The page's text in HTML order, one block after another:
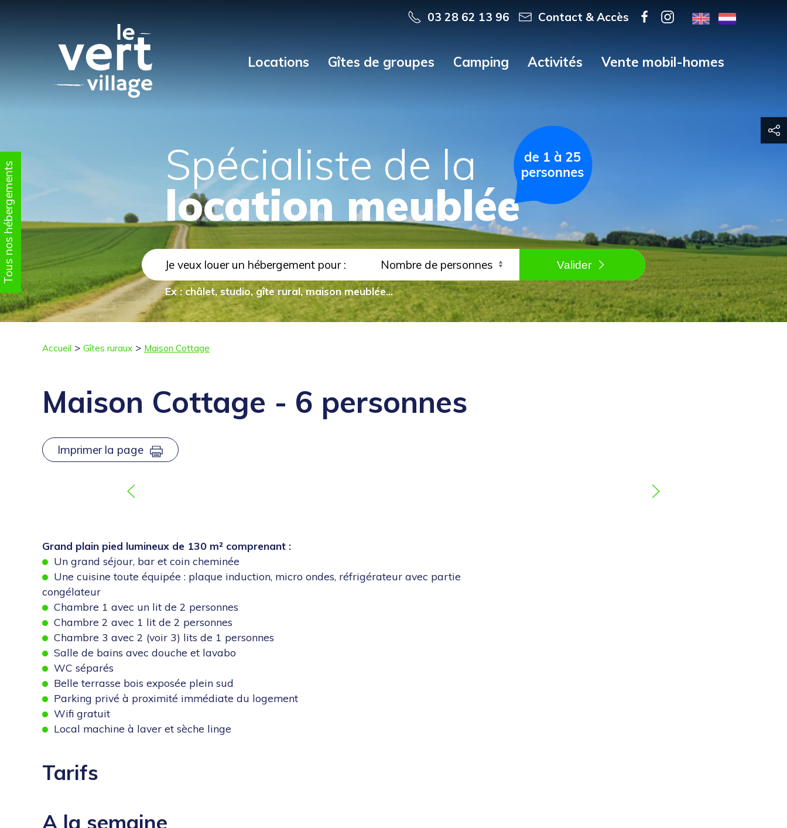
Tous nos hébergements
03 28 62 13 96 Contact & Accès
Locations Gîtes de groupes Camping Activités Vente mobil-homes
Spécialiste de la
location meublée
Je veux louer un hébergement pour : Valider
Ex : châlet, studio, gîte rural, maison meublée...
Accueil Gîtes ruraux Maison Cottage
Maison Cottage - 6 personnes
Imprimer la page
Grand plain pied lumineux de 130 m² comprenant :
Un grand séjour, bar et coin cheminée
Une cuisine toute équipée : plaque induction, micro ondes, réfrigérateur avec partie
congélateur
Chambre 1 avec un lit de 2 personnes
Chambre 2 avec 1 lit de 2 personnes
Chambre 3 avec 2 (voir 3) lits de 1 personnes
Salle de bains avec douche et lavabo
WC séparés
Belle terrasse bois exposée plein sud
Parking privé à proximité immédiate du logement
Wifi gratuit
Local machine à laver et sèche linge
Tarifs
A la semaine